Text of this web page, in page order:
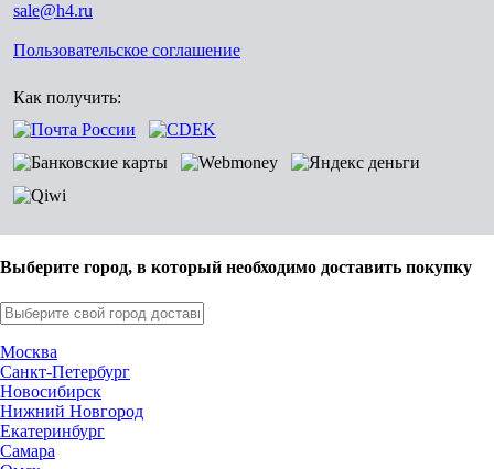
sale@h4.ru
Пользовательское соглашение
Как получить:
Выберите город, в который необходимо доставить покупку
Москва
Санкт-Петербург
Новосибирск
Нижний Новгород
Екатеринбург
Самара